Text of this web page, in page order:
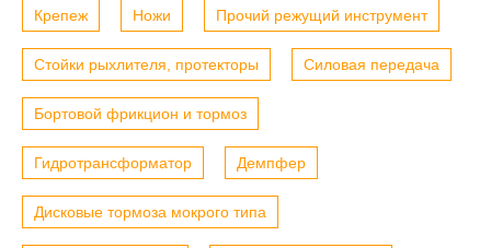
Крепеж Ножи Прочий режущий инструмент
Стойки рыхлителя, протекторы Силовая передача
Бортовой фрикцион и тормоз
Гидротрансформатор Демпфер
Дисковые тормоза мокрого типа